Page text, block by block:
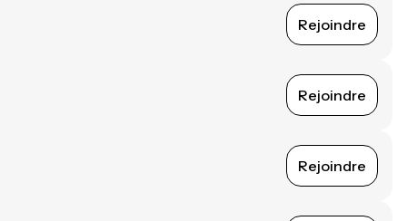
Rejoindre
Rejoindre
Rejoindre